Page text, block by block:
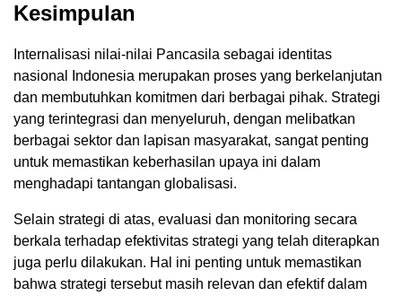
Kesimpulan
Internalisasi nilai-nilai Pancasila sebagai identitas
nasional Indonesia merupakan proses yang berkelanjutan
dan membutuhkan komitmen dari berbagai pihak. Strategi
yang terintegrasi dan menyeluruh, dengan melibatkan
berbagai sektor dan lapisan masyarakat, sangat penting
untuk memastikan keberhasilan upaya ini dalam
menghadapi tantangan globalisasi.
Selain strategi di atas, evaluasi dan monitoring secara
berkala terhadap efektivitas strategi yang telah diterapkan
juga perlu dilakukan. Hal ini penting untuk memastikan
bahwa strategi tersebut masih relevan dan efektif dalam